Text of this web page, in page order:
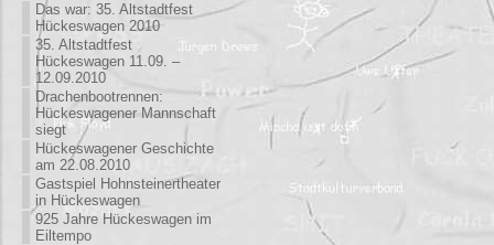
Das war: 35. Altstadtfest
Hückeswagen 2010
35. Altstadtfest
Hückeswagen 11.09. –
12.09.2010
Drachenbootrennen:
Hückeswagener Mannschaft
siegt
Hückeswagener Geschichte
am 22.08.2010
Gastspiel Hohnsteinertheater
in Hückeswagen
925 Jahre Hückeswagen im
Eiltempo